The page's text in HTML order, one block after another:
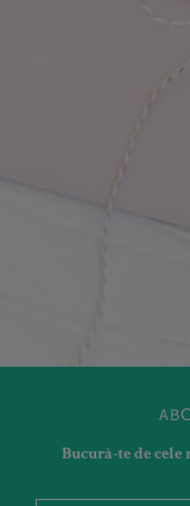
Bucură-te de cele